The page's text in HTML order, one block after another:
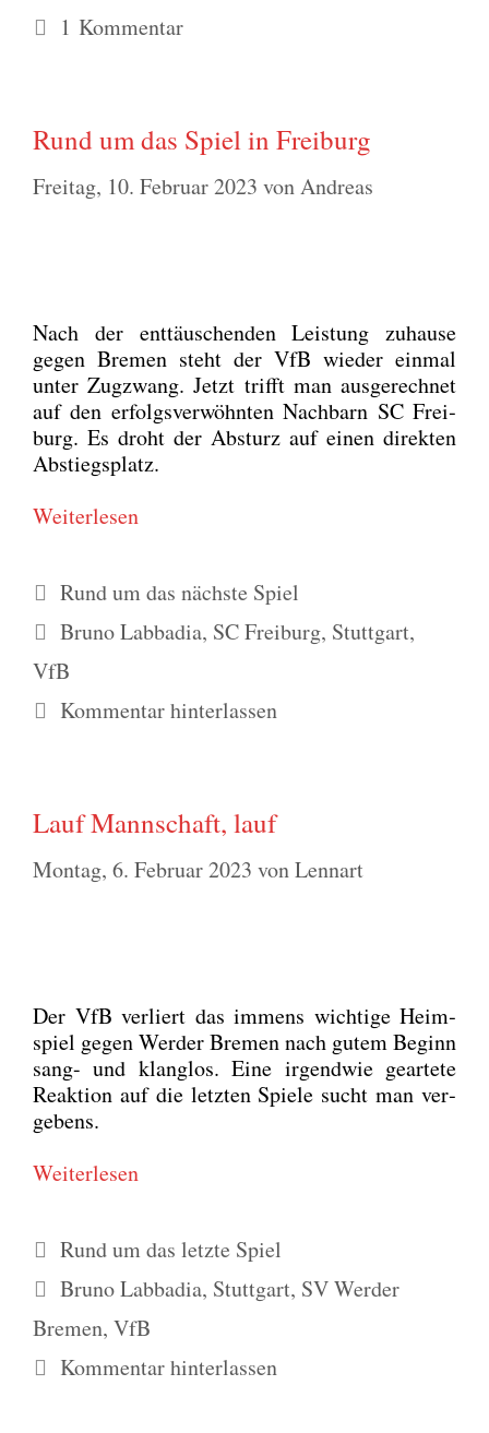
1 Kommentar
Rund um das Spiel in Freiburg
Freitag, 10. Februar 2023 vonAndreas
Nach der ent­täu­schen­den Leis­tung zuhau­se
gegen Bre­men steht der VfB wie­der ein­mal
unter Zug­zwang. Jetzt trifft man aus­ge­rech­net
auf den erfolgs­ver­wöhn­ten Nach­barn SC Frei­
burg. Es droht der Absturz auf einen direk­ten
Abstiegs­platz.
Wei­ter­le­sen
Kategorien
Rund um das nächste Spiel
Schlagwörter
Bruno Labbadia, SC Freiburg, Stuttgart,
VfB
Kommentar hinterlassen
Lauf Mannschaft, lauf
Montag, 6. Februar 2023 vonLennart
Der VfB ver­liert das immens wich­ti­ge Heim­
spiel gegen Wer­der Bre­men nach gutem Beginn
sang- und klang­los. Eine irgend­wie gear­te­te
Reak­ti­on auf die letz­ten Spie­le sucht man ver­
ge­bens.
Wei­ter­le­sen
Kategorien
Rund um das letzte Spiel
Schlagwörter
Bruno Labbadia, Stuttgart, SV Werder
Bremen, VfB
Kommentar hinterlassen